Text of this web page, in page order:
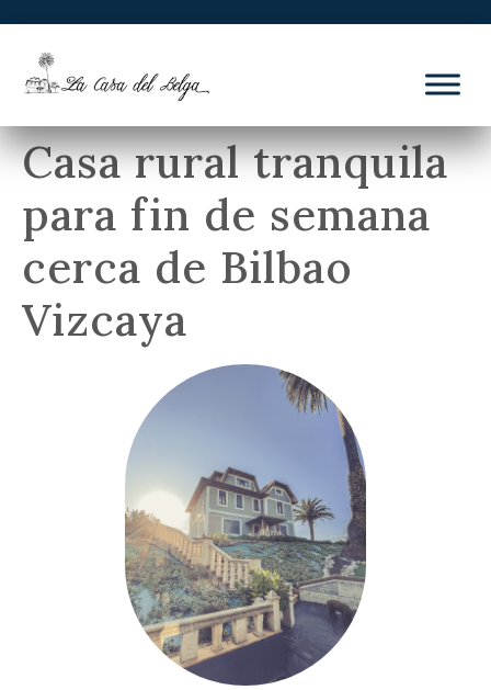
Casa rural tranquila
para fin de semana
cerca de Bilbao
Vizcaya